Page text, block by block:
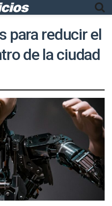
para reducir el
de la ciudad